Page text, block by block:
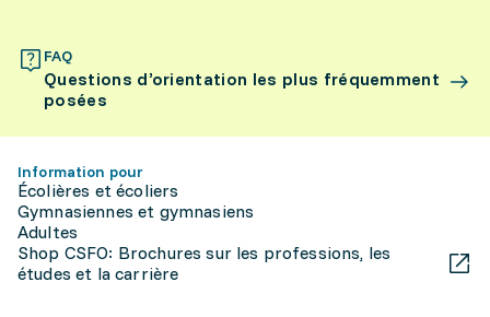
FAQ
Questions d’orientation les plus fréquemment
posées
Information pour
Écolières et écoliers
Gymnasiennes et gymnasiens
Adultes
Shop CSFO: Brochures sur les professions, les
études et la carrière